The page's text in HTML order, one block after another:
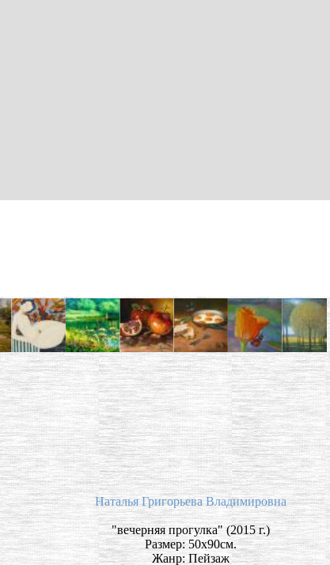
Наталья Григорьева Владимировна
"вечерняя прогулка" (2015 г.)
Размер: 50х90см.
Жанр: Пейзаж